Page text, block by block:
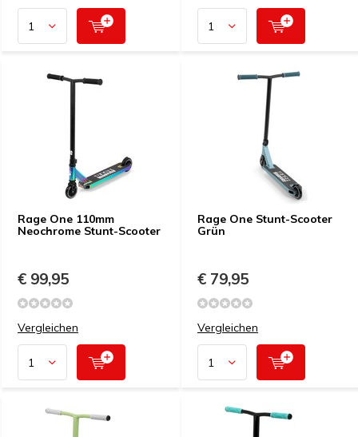
Rage One 110mm
Neochrome Stunt-Scooter
€ 99,95
Vergleichen
Rage One Stunt-Scooter
Grün
€ 79,95
Vergleichen